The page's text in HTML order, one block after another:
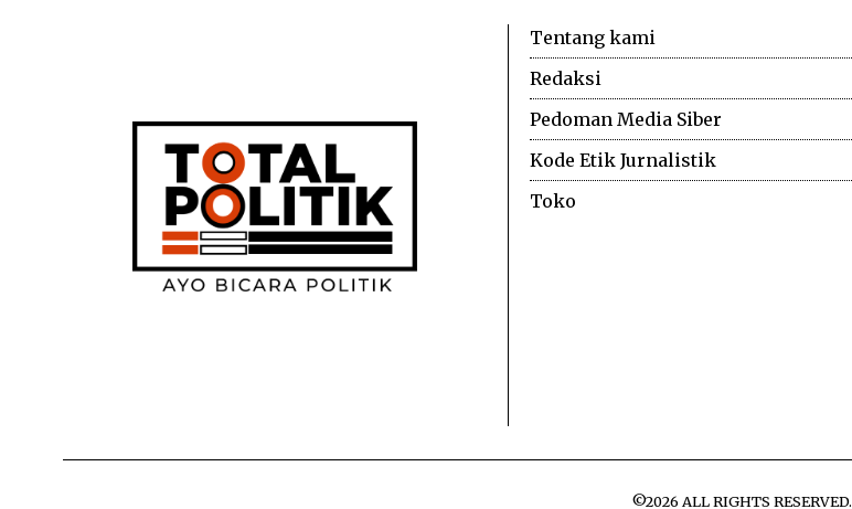
Tentang kami
Redaksi
Pedoman Media Siber
Kode Etik Jurnalistik
Toko
©2026 ALL RIGHTS RESERVED.